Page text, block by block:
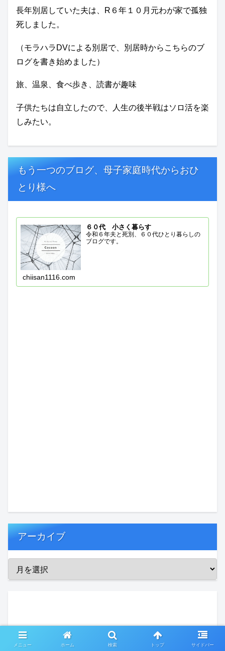
長年別居していた夫は、R６年１０月元わが家で孤独
死しました。
（モラハラDVによる別居で、別居時からこちらのブ
ログを書き始めました）
旅、温泉、食べ歩き、読書が趣味
子供たちは自立したので、人生の後半戦はソロ活を楽
しみたい。
もう一つのブログ、母子家庭時代からおひ
とり様へ
６０代 小さく暮らす
令和６年夫と死別、６０代ひとり暮らしの
ブログです。
chiisan1116.com
アーカイブ
メニュー ホーム 検索 トップ サイドバー